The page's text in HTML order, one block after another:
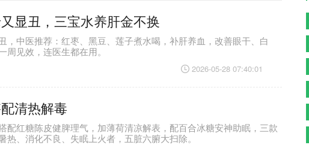
显丑，三宝水养肝金不换
，中医推荐：红枣、黑豆、莲子煮水喝，补肝养血，改善眼干、白
周见效，连医生都在用。
2026-05-28 07:40:01
清热解毒
配红糖陈皮健脾理气，加薄荷清凉解表，配百合冰糖安神助眠，三款
热、消化不良、失眠上火者，五脏六腑大扫除。